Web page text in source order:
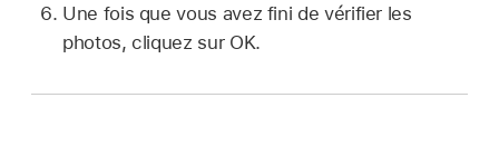
Une fois que vous avez fini de vérifier les
photos, cliquez sur OK.